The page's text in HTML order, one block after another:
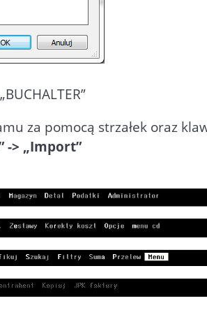
za pomocą strzałek oraz
-> „Import”